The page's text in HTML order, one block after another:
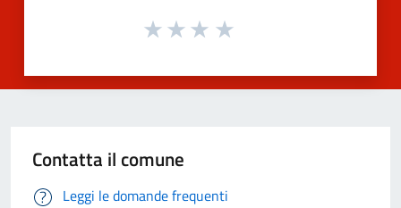
Contatta il comune
Leggi le domande frequenti